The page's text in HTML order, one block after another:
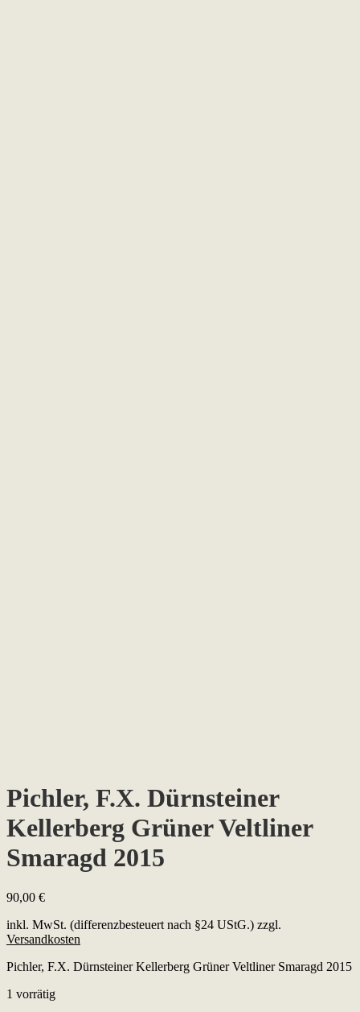
Pichler, F.X. Dürnsteiner
Kellerberg Grüner Veltliner
Smaragd 2015
90,00 €
inkl. MwSt. (differenzbesteuert nach §24 UStG.) zzgl.
Versandkosten
Pichler, F.X. Dürnsteiner Kellerberg Grüner Veltliner Smaragd 2015
1 vorrätig